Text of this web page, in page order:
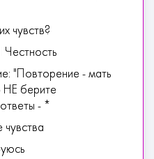
чувств?
Честность
"Повторение - мать
НЕ берите
- *